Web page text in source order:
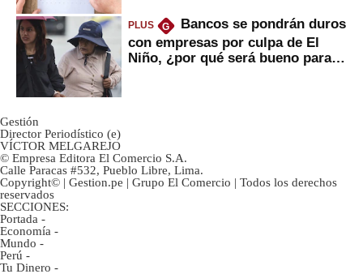
PLUS G
Bancos se pondrán duros
con empresas por culpa de El
Niño, ¿por qué será bueno para
Gestión
Director Periodístico (e)
VÍCTOR MELGAREJO
© Empresa Editora El Comercio S.A.
Calle Paracas #532, Pueblo Libre, Lima.
Copyright© | Gestion.pe | Grupo El Comercio | Todos los derechos
reservados
SECCIONES:
Portada -
Economía -
Mundo -
Perú -
Tu Dinero -